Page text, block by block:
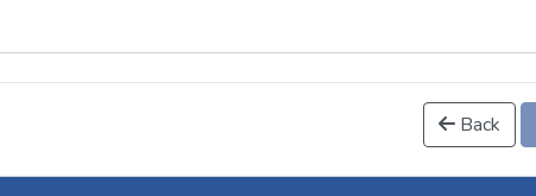
Back